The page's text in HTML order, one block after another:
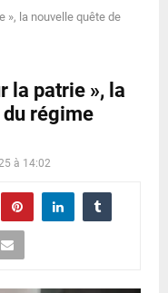
», la nouvelle quête de
la patrie », la
régime
à 14:02